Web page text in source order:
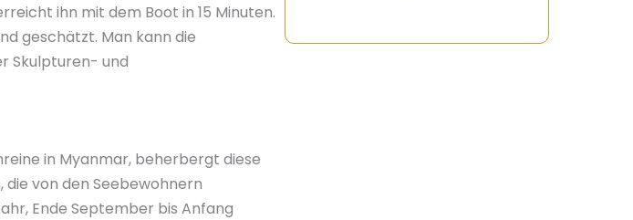
ihn mit dem Boot in 15 Minuten.
geschätzt. Man kann die
Skulpturen- und
in Myanmar, beherbergt diese
die von den Seebewohnern
Ende September bis Anfang